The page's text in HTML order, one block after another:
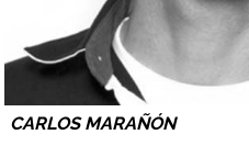
CARLOS MARAÑÓN